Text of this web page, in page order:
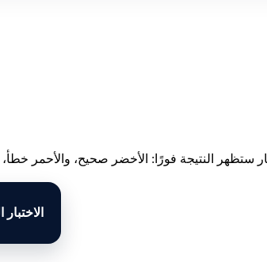
ستظهر النتيجة فورًا: الأخضر صحيح، والأحمر